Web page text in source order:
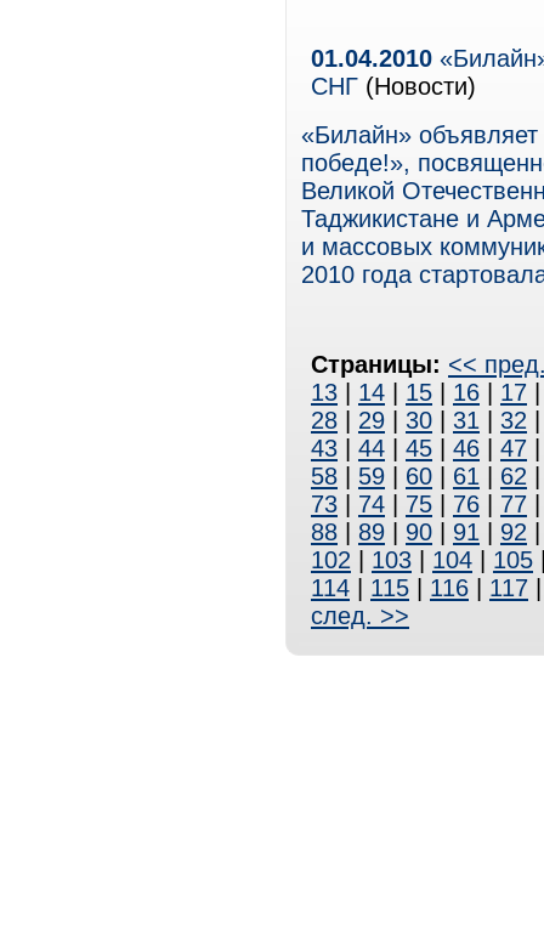
01.04.2010
СНГ (Новости)
«Билайн»
победе!»,
Великой
Таджикистане и
и массовых
2010 года
Страницы: <<
13
14 15 16 17
28
29 30 31 32
43
44 45 46 47
58
59 60 61 62
73
74 75 76 77
88
89 90 91 92
102
103 104 105
114
115 116 117
след. >>